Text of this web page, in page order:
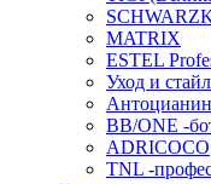
MATRIX
ESTEL
Уход и
Антоцианин
BB/ONE -
ADRICOCO
TNL -